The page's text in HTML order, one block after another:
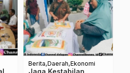
Berita Daerah Ekonomi